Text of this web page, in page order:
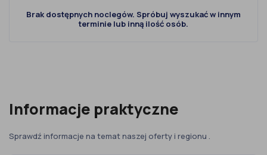
Brak dostępnych noclegów. Spróbuj wyszukać w innym
terminie lub inną ilość osób.
Informacje praktyczne
Sprawdź informacje na temat naszej oferty i regionu .